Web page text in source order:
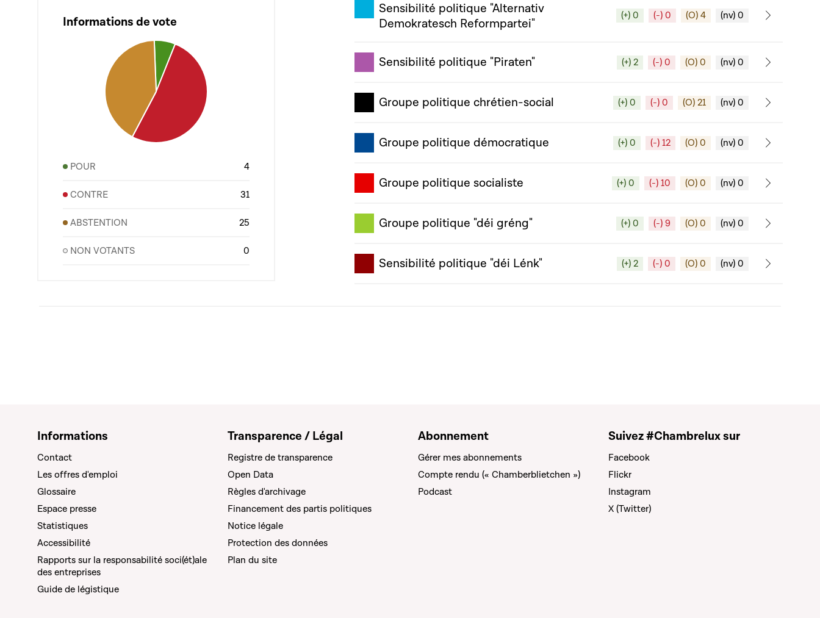
Informations de vote
POUR 4
CONTRE 31
ABSTENTION 25
NON VOTANTS 0
Sensibilité politique "Alternativ
Demokratesch Reformpartei"
(+) 0 (-) 0 (O) 4 (nv) 0
Sensibilité politique "Piraten" (+) 2 (-) 0 (O) 0 (nv) 0
Groupe politique chrétien-social (+) 0 (-) 0 (O) 21 (nv) 0
Groupe politique démocratique (+) 0 (-) 12 (O) 0 (nv) 0
Groupe politique socialiste (+) 0 (-) 10 (O) 0 (nv) 0
Groupe politique "déi gréng" (+) 0 (-) 9 (O) 0 (nv) 0
Sensibilité politique "déi Lénk" (+) 2 (-) 0 (O) 0 (nv) 0
Informations
Contact
Les offres d'emploi
Glossaire
Espace presse
Statistiques
Accessibilité
Rapports sur la responsabilité soci(ét)ale
des entreprises
Guide de légistique
Transparence / Légal
Registre de transparence
Open Data
Règles d'archivage
Financement des partis politiques
Notice légale
Protection des données
Plan du site
Abonnement
Gérer mes abonnements
Compte rendu (« Chamberblietchen »)
Podcast
Suivez #Chambrelux sur
Facebook
Flickr
Instagram
X (Twitter)